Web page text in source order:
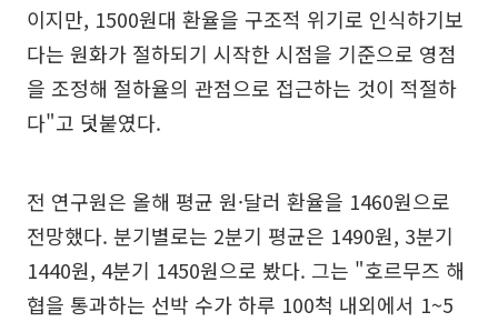
이지만, 1500원대 환율을 구조적 위기로 인식하기보
다는 원화가 절하되기 시작한 시점을 기준으로 영점
을 조정해 절하율의 관점으로 접근하는 것이 적절하
다"고 덧붙였다.
전 연구원은 올해 평균 원·달러 환율을 1460원으로
전망했다. 분기별로는 2분기 평균은 1490원, 3분기
1440원, 4분기 1450원으로 봤다. 그는 "호르무즈 해
협을 통과하는 선박 수가 하루 100척 내외에서 1~5